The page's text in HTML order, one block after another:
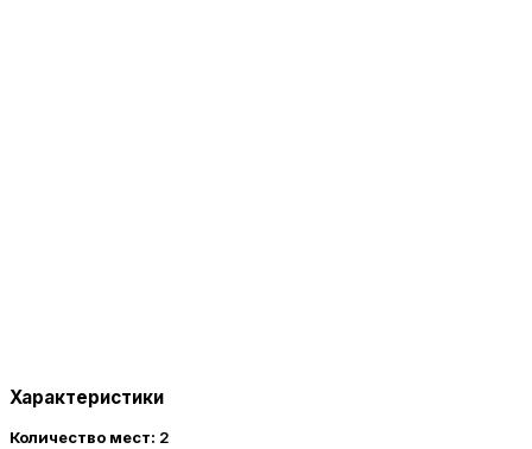
Характеристики
Количество мест: 2